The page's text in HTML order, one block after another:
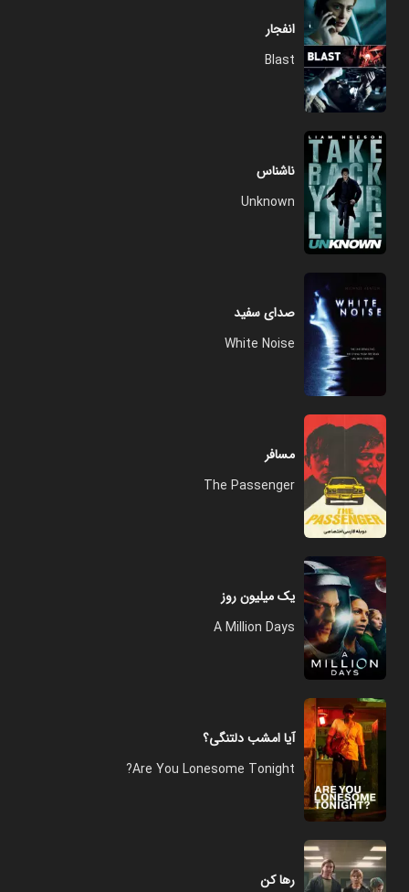
انفجار
Blast
ناشناس
Unknown
صدای سفید
White Noise
مسافر
The Passenger
یک میلیون روز
A Million Days
آیا امشب دلتنگی؟
Are You Lonesome Tonight?
رها کن